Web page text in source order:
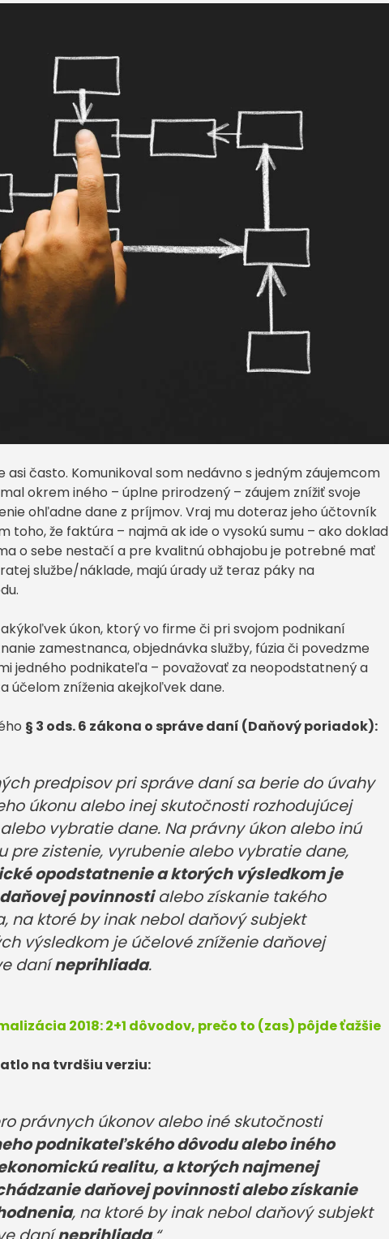
často. Komunikoval som nedávno s jedným záujemcom
okrem iného – úplne prirodzený – záujem znížiť svoje
ohľadne dane z príjmov. Vraj mu doteraz jeho účtovník
toho, že faktúra – najmä ak ide o vysokú sumu – ako doklad
o sebe nestačí a pre kvalitnú obhajobu je potrebné mať
službe/náklade, majú úrady už teraz páky na
úkon, ktorý vo firme či pri svojom podnikaní
zamestnanca, objednávka služby, fúzia či povedzme
jedného podnikateľa – považovať za neopodstatnený a
účelom zníženia akejkoľvek dane.
§ 3 ods. 6 zákona o správe daní (Daňový poriadok):
predpisov pri správe daní sa berie do úvahy
úkonu alebo inej skutočnosti rozhodujúcej
vybratie dane. Na právny úkon alebo inú
pre zistenie, vyrubenie alebo vybratie dane,
opodstatnenie a ktorých výsledkom je
povinnostialebo získanie takého
na ktoré by inak nebol daňový subjekt
výsledkom je účelové zníženie daňovej
daníneprihliada.
2018: 2+1 dôvodov, prečo to (zas) pôjde ťažšie
na tvrdšiu verziu:
právnych úkonov alebo iné skutočnosti
podnikateľského dôvodu alebo iného
realitu, a ktorých najmenej
daňovej povinnosti alebo získanie
, na ktoré by inak nebol daňový subjekt